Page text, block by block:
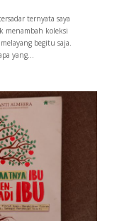
ternyata saya
menambah koleksi
begitu saja.
yang...